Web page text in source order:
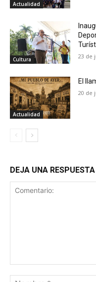
Actualidad
Cultura 23 de
Actualidad
El
20 de
DEJA UNA RESPUESTA